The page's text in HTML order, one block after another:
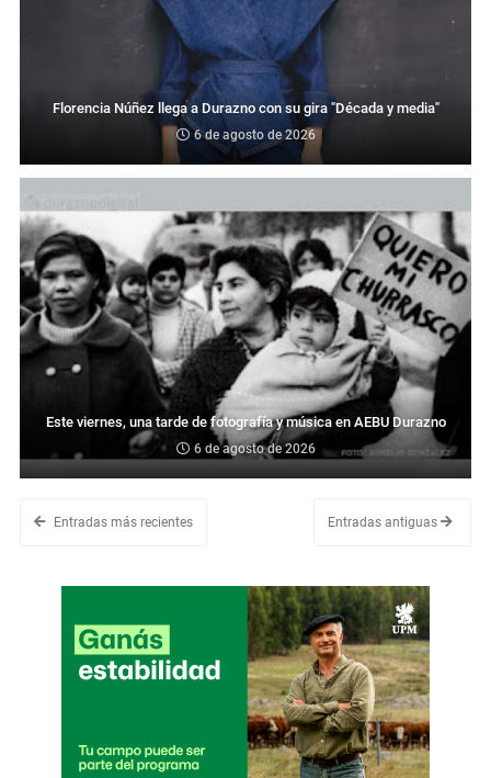
Florencia Núñez llega a Durazno con su gira "Década y media"
6 de agosto de 2026
Este viernes, una tarde de fotografía y música en AEBU Durazno
6 de agosto de 2026
Entradas más recientes Entradas antiguas